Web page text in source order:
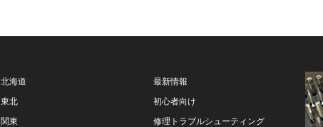
北海道
東北
関東
最新情報
初心者向け
修理トラブルシューティング